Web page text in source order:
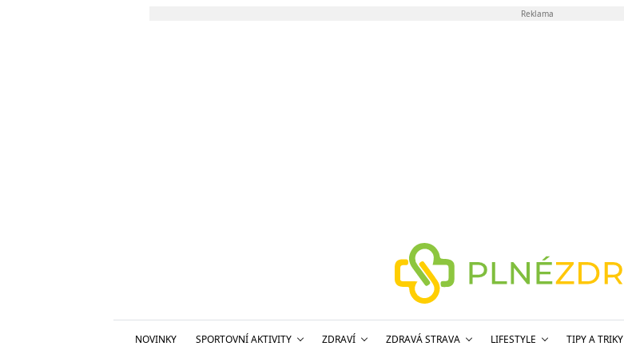
Reklama
NOVINKY SPORTOVNÍ AKTIVITY ZDRAVÍ ZDRAVÁ STRAVA LIFESTYLE TIPY A TRIKY